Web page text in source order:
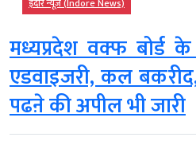
मध्यप्रदेश वक्फ बोर्ड
एडवाइजरी, कल
पढऩे की अपील भी जारी